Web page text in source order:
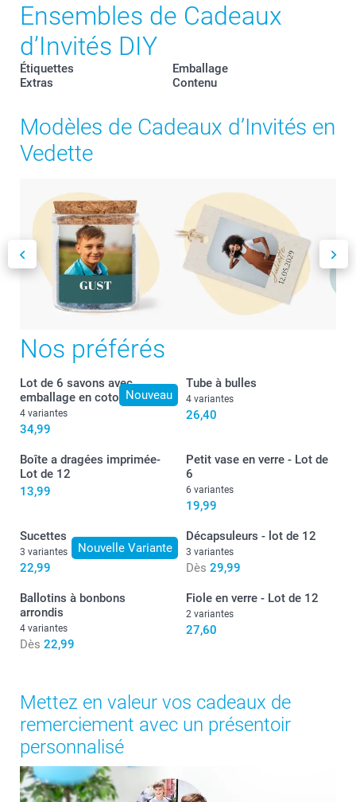
Ensembles de Cadeaux
d’Invités DIY
Étiquettes
Emballage
Extras
Contenu
Modèles de Cadeaux d’Invités en
Vedette
Nos préférés
Nouveau
Lot de 6 savons avec
emballage en coton
4 variantes
34,99
Tube à bulles
4 variantes
26,40
Boîte a dragées imprimée-
Lot de 12
13,99
Petit vase en verre - Lot de
6
6 variantes
19,99
Nouvelle Variante
Sucettes
3 variantes
22,99
Décapsuleurs - lot de 12
3 variantes
Dès 29,99
Ballotins à bonbons
arrondis
4 variantes
Dès 22,99
Fiole en verre - Lot de 12
2 variantes
27,60
Mettez en valeur vos cadeaux de
remerciement avec un présentoir
personnalisé